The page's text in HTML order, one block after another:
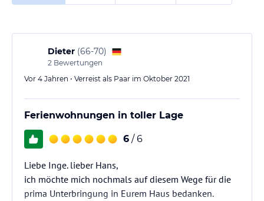
Dieter (66-70)
2 Bewertungen
Vor 4 Jahren • Verreist als Paar im Oktober 2021
Ferienwohnungen in toller Lage
6 / 6
Liebe Inge. lieber Hans,
ich möchte mich nochmals auf diesem Wege für die
prima Unterbringung in Eurem Haus bedanken.